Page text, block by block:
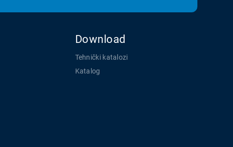
Download
Tehnički katalozi
Katalog